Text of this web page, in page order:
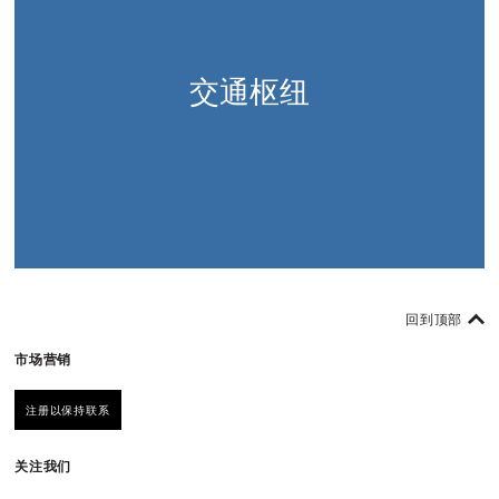
交通枢纽
市场营销
注册以保持联系
关注我们
回到顶部